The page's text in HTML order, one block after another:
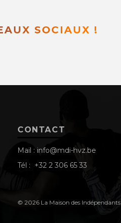
SOCIAUX !
CONTACT
Mail : info@mdi-hvz.be
Tél : +32 2 306 65 33
© 2026 La Maison des Indépendants